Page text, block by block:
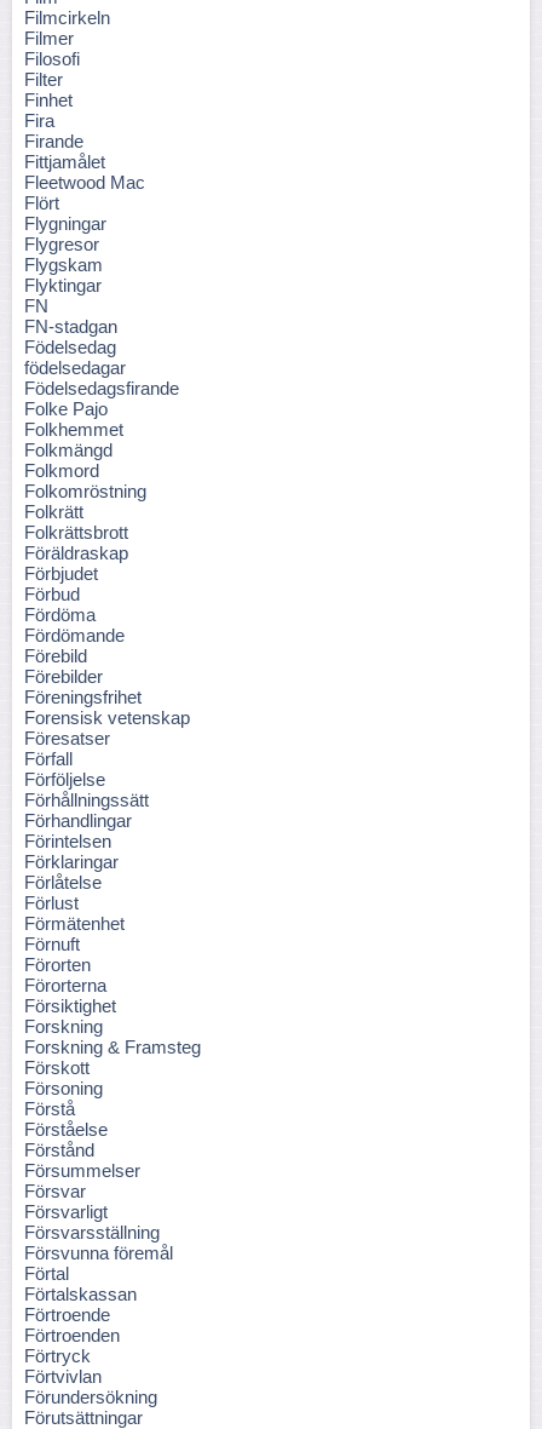
Filmcirkeln
Filmer
Filosofi
Filter
Finhet
Fira
Firande
Fittjamålet
Fleetwood Mac
Flört
Flygningar
Flygresor
Flygskam
Flyktingar
FN
FN-stadgan
Födelsedag
födelsedagar
Födelsedagsfirande
Folke Pajo
Folkhemmet
Folkmängd
Folkmord
Folkomröstning
Folkrätt
Folkrättsbrott
Föräldraskap
Förbjudet
Förbud
Fördöma
Fördömande
Förebild
Förebilder
Föreningsfrihet
Forensisk vetenskap
Föresatser
Förfall
Förföljelse
Förhållningssätt
Förhandlingar
Förintelsen
Förklaringar
Förlåtelse
Förlust
Förmätenhet
Förnuft
Förorten
Förorterna
Försiktighet
Forskning
Forskning & Framsteg
Förskott
Försoning
Förstå
Förståelse
Förstånd
Försummelser
Försvar
Försvarligt
Försvarsställning
Försvunna föremål
Förtal
Förtalskassan
Förtroende
Förtroenden
Förtryck
Förtvivlan
Förundersökning
Förutsättningar